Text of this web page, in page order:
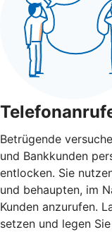
Betrügende
und Bankkunden
entlocken. Sie
und behaupten, im
Kunden anzurufen.
setzen und legen